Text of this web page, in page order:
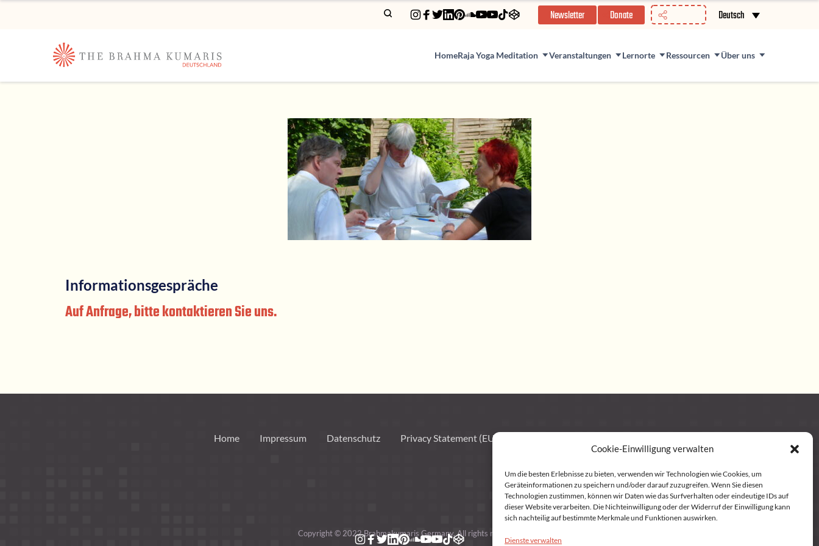
Cookie-Einwilligung verwalten
Um die besten Erlebnisse zu bieten, verwenden wir Technologien wie Cookies, um
Geräteinformationen zu speichern und/oder darauf zuzugreifen. Wenn Sie diesen
Technologien zustimmen, können wir Daten wie das Surfverhalten oder eindeutige IDs auf
dieser Website verarbeiten. Die Nichteinwilligung oder der Widerruf der Einwilligung kann
sich nachteilig auf bestimmte Merkmale und Funktionen auswirken.
Dienste verwalten
Newsletter Donate // Deutsch
HomeRaja Yoga Meditation Veranstaltungen Lernorte Ressourcen Über uns
Informationsgespräche
Auf Anfrage, bitte kontaktieren Sie uns.
Home Impressum Datenschutz Privacy Statement (EU)
Copyright © 2022 Brahmakumaris Germany. All rights reserved